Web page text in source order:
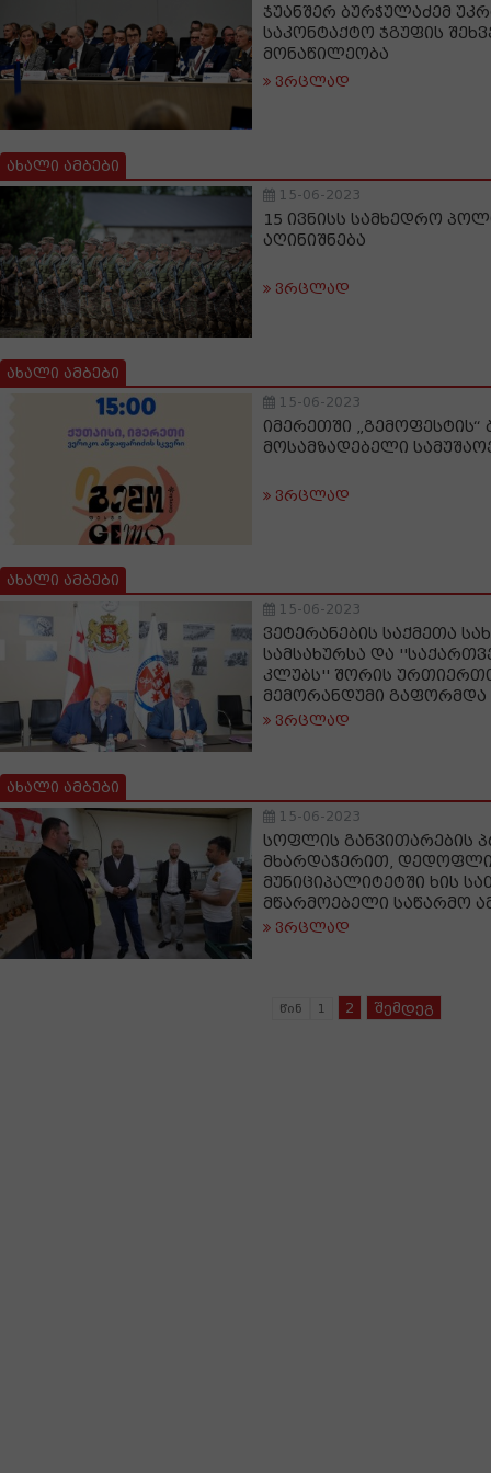
ჯუანშერ ბურჭულაძემ
საკონტაქტო ჯგუფის
მონაწილეობა
ვრცლად
ახალი ამბები
15-06-2023
15 ივნისს სამხედრო
აღინიშნება
ვრცლად
ახალი ამბები
15-06-2023
იმერეთში
მოსამზადებელი
ვრცლად
ახალი ამბები
15-06-2023
ვეტერანების საქმეთა
სამსახურსა და
კლუბს'' შორის
მემორანდუმი გაფორმდა
ვრცლად
ახალი ამბები
15-06-2023
სოფლის განვითარების
მხარდაჭერით,
მუნიციპალიტეტში ხის
მწარმოებელი საწარმო
ვრცლად
წინ 1 2 შემდეგ